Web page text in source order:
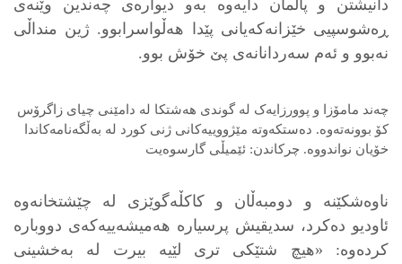
دانیشتن و پاڵمان دایەوە بەو دیوارەی چەندین وێنەی
ڕەشوسپیی خێزانەکەیانی پێدا هەڵواسرابوو. ژین منداڵی
نەبوو و ئەم سەردانانەی پێ خۆش بوو.
چەند مامۆزا و پوورزایەک لە گوندی هەشتکا لە دامێنی چیای زاگرۆس
کۆ بوونەتەوە. دەستکەوتە مێژووییەکانی ژنی کورد لە بەڵگەنامەکاندا
خۆیان نواندووە. چرکاندن: ئێمیڵی گارسوەیت
ناوەشکێنە و دومبەڵان و کاکڵەگوێزی لە چێشتخانەوە
ئاودیو دەکرد، سدیقیش پرسیارە هەمیشەییەکەی دووبارە
کردەوە: «هیچ شتێکی تری لێیە بیرت لە بەخشینی